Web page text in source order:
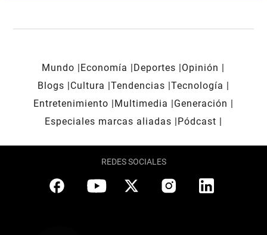
Mundo Economía Deportes
Opinión
Blogs
Cultura Tendencias Tecnología
Entretenimiento
Multimedia
Generación
Especiales marcas aliadas
Pódcast
REDES SOCIALES